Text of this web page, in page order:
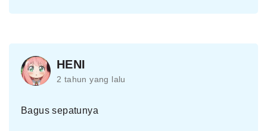
HENI
2 tahun yang lalu
Bagus sepatunya